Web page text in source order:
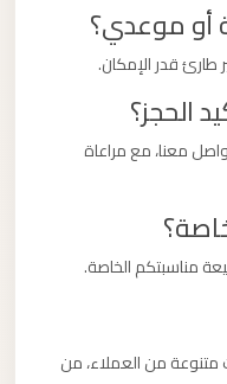
أو موعدي؟
قدر الإمكان.
معنا، مع مراعاة
مناسبتكم الخاصة.
من العملاء، من